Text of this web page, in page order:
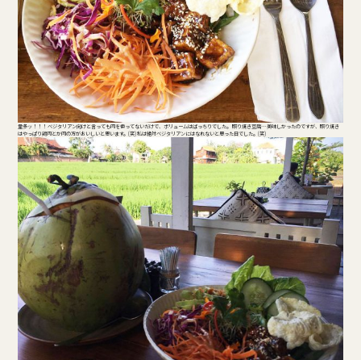
量多ッ！！！ ベジタリアン向けと言っても肉を使ってないだけで、ボリュームはばっちりでした。 照り焼き豆腐… 美味しかったのですが、照り焼き
はやっぱり鶏肉とか肉の方がおいしいと思います。(笑) 私は絶対ベジタリアンにはなれないと思った日でした。(笑)